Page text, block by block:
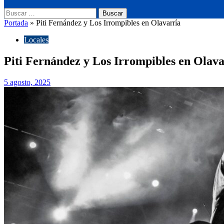
Buscar:
Portada » Piti Fernández y Los Irrompibles en Olavarría
Locales
Piti Fernández y Los Irrompibles en
5 agosto, 2025